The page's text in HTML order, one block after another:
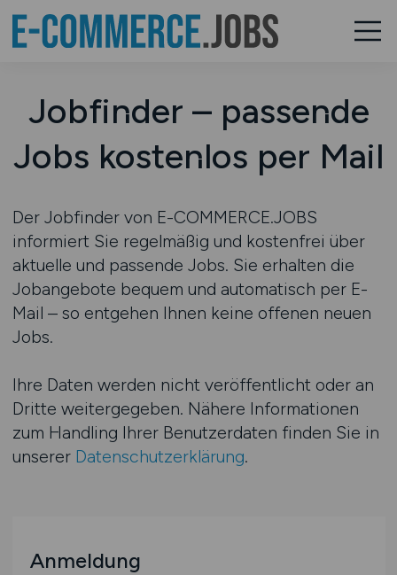
Jobfinder – passende
Jobs kostenlos per Mail
Der Jobfinder von E-COMMERCE.JOBS
informiert Sie regelmäßig und kostenfrei über
aktuelle und passende Jobs. Sie erhalten die
Jobangebote bequem und automatisch per E-
Mail – so entgehen Ihnen keine offenen neuen
Jobs.
Ihre Daten werden nicht veröffentlicht oder an
Dritte weitergegeben. Nähere Informationen
zum Handling Ihrer Benutzerdaten finden Sie in
unserer Datenschutzerklärung.
Anmeldung